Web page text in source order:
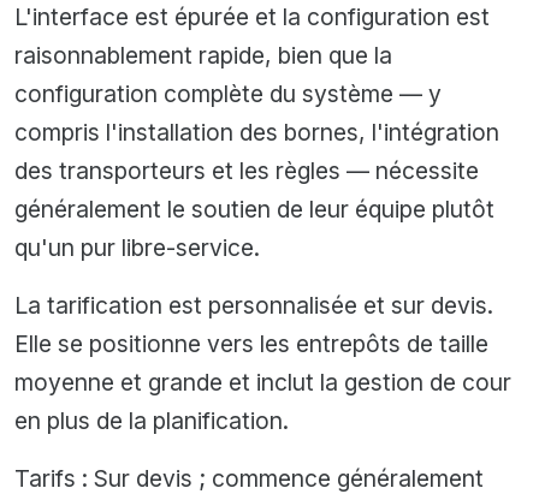
L'interface est épurée et la configuration est
raisonnablement rapide, bien que la
configuration complète du système — y
compris l'installation des bornes, l'intégration
des transporteurs et les règles — nécessite
généralement le soutien de leur équipe plutôt
qu'un pur libre-service.
La tarification est personnalisée et sur devis.
Elle se positionne vers les entrepôts de taille
moyenne et grande et inclut la gestion de cour
en plus de la planification.
Tarifs : Sur devis ; commence généralement